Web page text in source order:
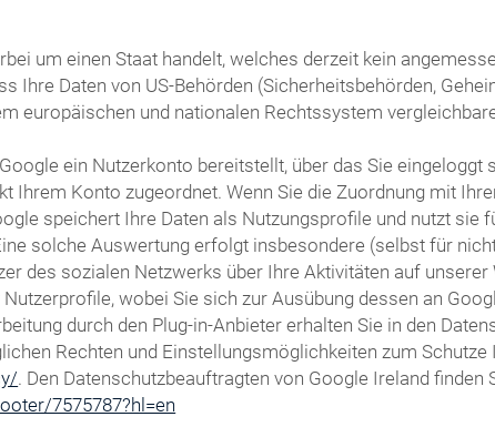
um einen Staat handelt, welches derzeit kein
Ihre Daten von US-Behörden (Sicherheitsbehörden,
europäischen und nationalen Rechtssystem
ein Nutzerkonto bereitstellt, über das Sie eingeloggt
Ihrem Konto zugeordnet. Wenn Sie die Zuordnung mit
speichert Ihre Daten als Nutzungsprofile und nutzt
solche Auswertung erfolgt insbesondere (selbst für
des sozialen Netzwerks über Ihre Aktivitäten auf
wobei Sie sich zur Ausübung dessen an
durch den Plug-in-Anbieter erhalten Sie in den
Rechten und Einstellungsmöglichkeiten zum Schutze
. Den Datenschutzbeauftragten von Google Ireland finden
7575787?hl=en